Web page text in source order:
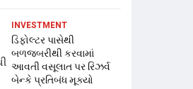
INVESTMENT
ડિફોલ્ટર પાસેથી
બળજબરીથી કરવામાં
આવતી વસૂલાત પર રિઝર્વ
બેન્કે પ્રતિબંધ મૂક્યો